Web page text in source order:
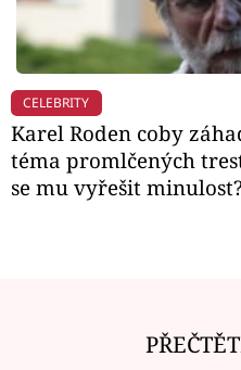
Sledujte nás
CELEBRITY
Karel Roden coby
téma promlčených
se mu vyřešit